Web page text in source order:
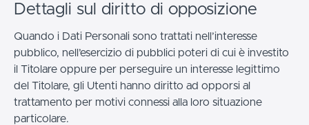
Dettagli sul diritto di opposizione
Quando i Dati Personali sono trattati nell’interesse
pubblico, nell’esercizio di pubblici poteri di cui è investito
il Titolare oppure per perseguire un interesse legittimo
del Titolare, gli Utenti hanno diritto ad opporsi al
trattamento per motivi connessi alla loro situazione
particolare.